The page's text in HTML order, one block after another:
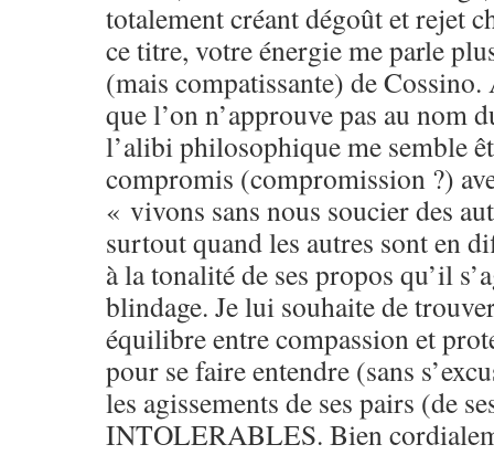
totalement créant dégoût et rejet
ce titre, votre énergie me parle
(mais compatissante) de Cossino.
que l’on n’approuve pas au nom
l’alibi philosophique me semble
compromis (compromission ?)
« vivons sans nous soucier des
surtout quand les autres sont en
à la tonalité de ses propos qu’il
blindage. Je lui souhaite de
équilibre entre compassion et
pour se faire entendre (sans
les agissements de ses pairs (de
INTOLERABLES. Bien